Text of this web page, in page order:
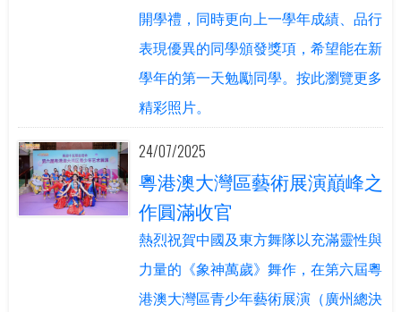
開學禮，同時更向上一學年成績、品行
表現優異的同學頒發獎項，希望能在新
學年的第一天勉勵同學。按此瀏覽更多
精彩照片。
24/07/2025
粵港澳大灣區藝術展演巔峰之
作圓滿收官
熱烈祝賀中國及東方舞隊以充滿靈性與
力量的《象神萬歲》舞作，在第六屆粵
港澳大灣區青少年藝術展演（廣州總決